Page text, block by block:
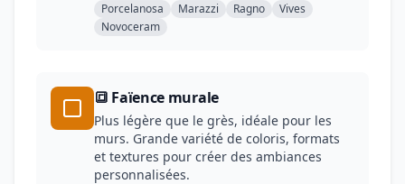
Porcelanosa Marazzi Ragno
Vives
Novoceram
🔳 Faïence murale
Plus légère que le grès, idéale pour les
murs. Grande variété de coloris, formats
et textures pour créer des ambiances
personnalisées.